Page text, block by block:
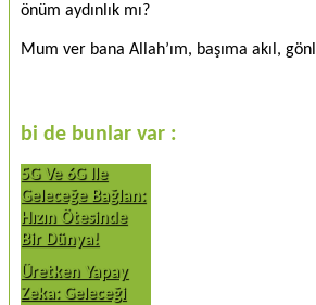
önüm aydınlık mı?
Mum ver bana Allah’ım, başıma akıl,
bi de bunlar var :
5G Ve 6G Ile
Geleceğe Bağlan:
Hızın Ötesinde
Bir Dünya!
Üretken Yapay
Zeka: Geleceği